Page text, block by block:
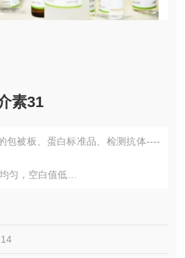
素31
包被板、蛋白标准品、检测抗体----
匀，空白值低
匀浆液、细胞培养上清液、尿液、
、猴、大鼠、小鼠、兔、猪、犬、